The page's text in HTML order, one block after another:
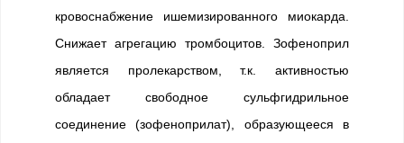
кровоснабжение ишемизированного миокарда.
Снижает агрегацию тромбоцитов. Зофеноприл
является пролекарством, т.к. активностью
обладает свободное сульфгидрильное
соединение (зофеноприлат), образующееся в